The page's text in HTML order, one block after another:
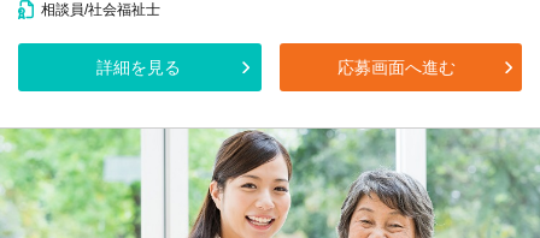
相談員/社会福祉士
詳細を見る 応募画面へ進む